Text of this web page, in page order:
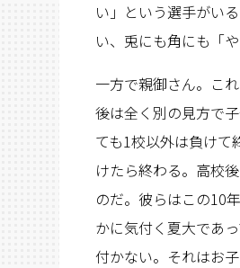
い」という選手がい
い、兎にも角にも「
一方で親御さん。こ
後は全く別の見方で
ても1校以外は負けて
けたら終わる。高校
のだ。彼らはこの10
かに気付く夏大であ
付かない。それはお